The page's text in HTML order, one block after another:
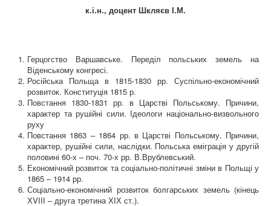
к.і.н., доцент Шкляєв І.М.
Герцогство Варшавське. Переділ польських земель на
Віденському конгресі.
Російська Польща в 1815-1830 рр. Суспільно-економічний
розвиток. Конституція 1815 р.
Повстання 1830-1831 рр. в Царстві Польському. Причини,
характер та рушійні сили. Ідеологи національно-визвольного
руху
Повстання 1863 – 1864 рр. в Царстві Польському. Причини,
характер, рушійні сили, наслідки. Польська еміграція у другій
половині 60-х – поч. 70-х рр. В.Врублевський.
Економічний розвиток та соціально-політичні зміни в Польщі у
1865 – 1914 рр.
Соціально-економічний розвиток болгарських земель (кінець
ХVІІІ – друга третина ХІХ ст.).